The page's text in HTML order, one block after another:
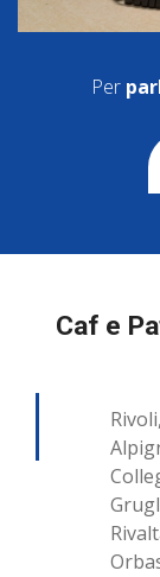
Per
Caf e